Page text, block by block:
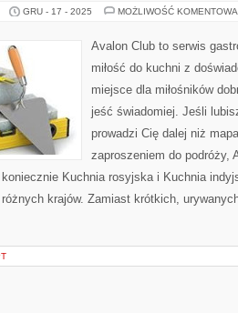
GRU - 17 - 2025 MOŻLIWOŚĆ
Avalon Club to serwis
miłość do kuchni z
miejsce dla miłośników
jeść świadomiej. Jeśli
prowadzi Cię dalej niż
zaproszeniem do podróży,
Kuchnia rosyjska i Kuchnia
krajów. Zamiast krótkich,